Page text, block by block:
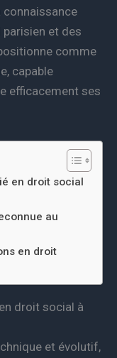
connaissance
et des
comme
capable
efficacement ses
en droit social
au
en droit
droit social à
et évolutif,